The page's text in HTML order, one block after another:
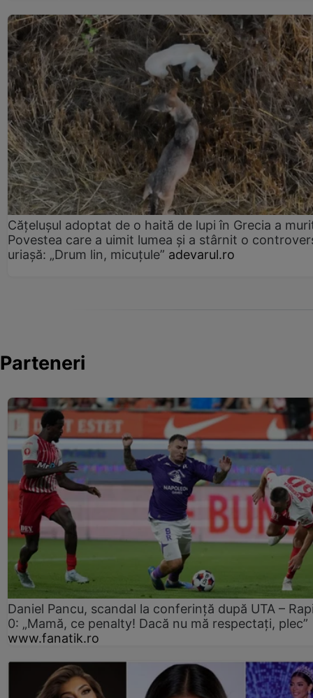
Cățelușul adoptat de o haită de lupi în Grecia a
Povestea care a uimit lumea și a stârnit o
uriașă: „Drum lin, micuțule” adevarul.ro
Parteneri
Daniel Pancu, scandal la conferință după UTA –
0: „Mamă, ce penalty! Dacă nu mă respectați, plec”
www.fanatik.ro